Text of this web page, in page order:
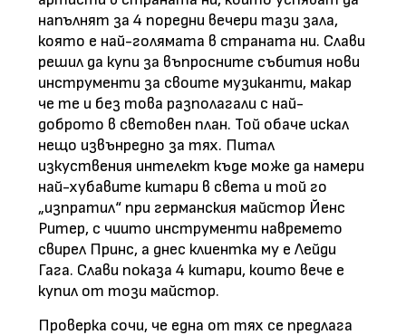
напълнят за 4 поредни вечери тази зала,
която е най-голямата в страната ни. Слави
решил да купи за въпросните събития нови
инструменти за своите музиканти, макар
че те и без това разполагали с най-
доброто в световен план. Той обаче искал
нещо извънредно за тях. Питал
изкуствения интелект къде може да намери
най-хубавите китари в света и той го
„изпратил“ при германския майстор Йенс
Ритер, с чиито инструменти навремето
свирел Принс, а днес клиентка му е Лейди
Гага. Слави показа 4 китари, които вече е
купил от този майстор.
Проверка сочи, че една от тях се предлага